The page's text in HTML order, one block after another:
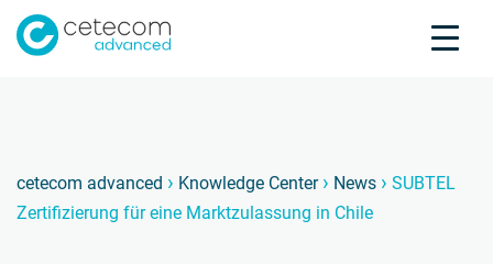
cetecom advanced › Knowledge Center › News › SUBTEL
Zertifizierung für eine Marktzulassung in Chile